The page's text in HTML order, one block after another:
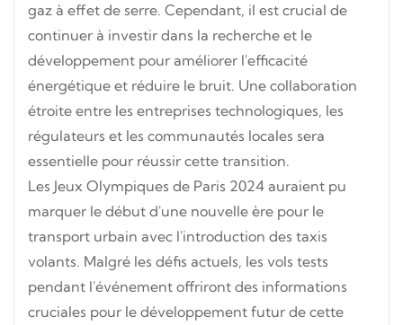
gaz à effet de serre. Cependant, il est crucial de
continuer à investir dans la recherche et le
développement pour améliorer l'efficacité
énergétique et réduire le bruit. Une collaboration
étroite entre les entreprises technologiques, les
régulateurs et les communautés locales sera
essentielle pour réussir cette transition.
Les Jeux Olympiques de Paris 2024 auraient pu
marquer le début d'une nouvelle ère pour le
transport urbain avec l'introduction des taxis
volants. Malgré les défis actuels, les vols tests
pendant l'événement offriront des informations
cruciales pour le développement futur de cette